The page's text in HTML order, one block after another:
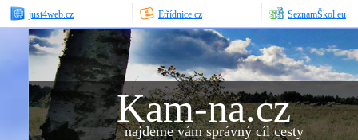
just4web.cz Etřídnice.cz SeznamŠkol.eu
Kam-na.cz
najdeme vám správný cíl cesty